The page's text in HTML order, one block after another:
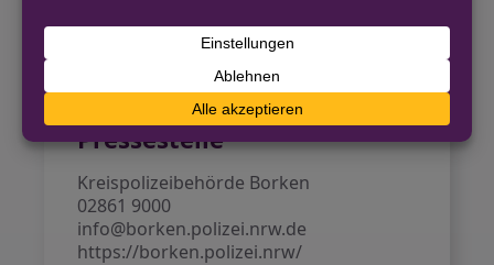
Autofahrern, die besonders auf
Schulkindern achten sollen.
Kontakt für Hinweise /
Pressestelle
Kreispolizeibehörde Borken
02861 9000
info@borken.polizei.nrw.de
https://borken.polizei.nrw/